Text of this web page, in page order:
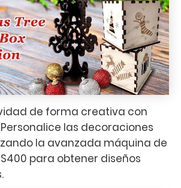
de forma creativa con
Personalice las decoraciones
la avanzada máquina de
para obtener diseños